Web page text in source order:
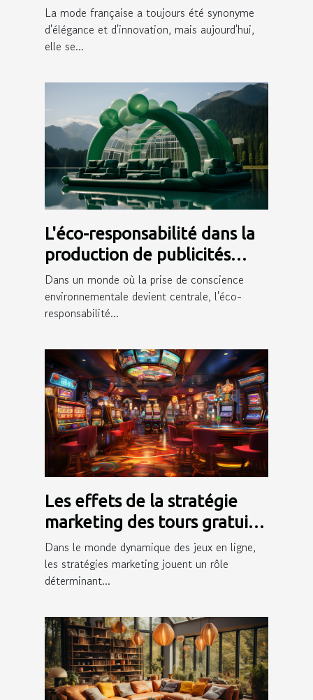
par des personnalités sur les
réseaux sociaux
La mode française a toujours été synonyme
d'élégance et d'innovation, mais aujourd'hui,
elle se...
L'éco-responsabilité dans la
production de publicités
gonflables
Dans un monde où la prise de conscience
environnementale devient centrale, l'éco-
responsabilité...
Les effets de la stratégie
marketing des tours gratuits
sur l'engagement des
joueurs
Dans le monde dynamique des jeux en ligne,
les stratégies marketing jouent un rôle
déterminant...